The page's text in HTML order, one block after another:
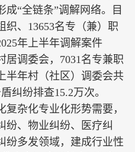
成“全链条”调解网络。目
织、13653名专（兼）职
年上半年调解案件
居调委会，7031名专兼职
半年村（社区）调委会共
纠纷排查15.2万次。
杂化专业化形势需要，
纷、物业纠纷、医疗纠
纷多发领域，建成行业性